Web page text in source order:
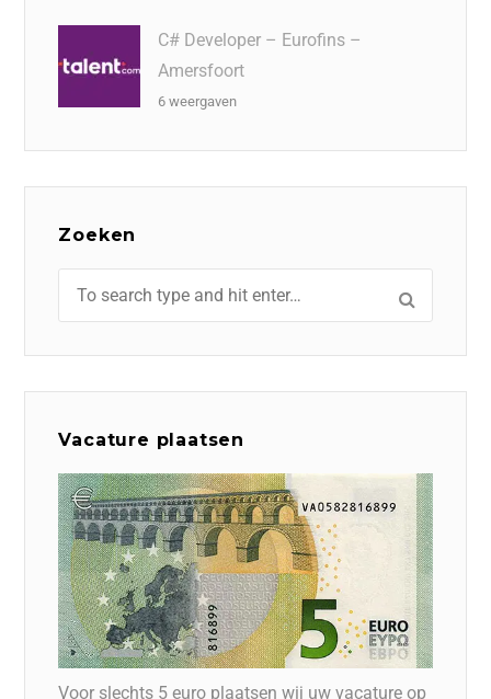
C# Developer – Eurofins –
Amersfoort
6 weergaven
Zoeken
Vacature plaatsen
Voor slechts 5 euro plaatsen wij uw vacature op